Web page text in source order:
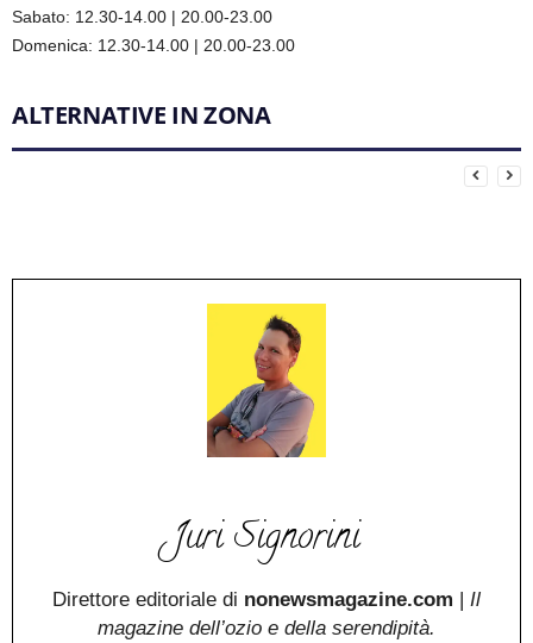
Sabato: 12.30-14.00 | 20.00-23.00
Domenica: 12.30-14.00 | 20.00-23.00
ALTERNATIVE IN ZONA
El Galactico
Osteria della
Silvano Vini e
Cibi Al Banco
Juri Signorini
Direttore editoriale di nonewsmagazine.com | Il
magazine dell’ozio e della serendipità.